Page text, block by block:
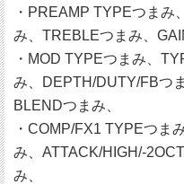
・PREAMP TYPEつまみ
み、TREBLEつまみ、
・MOD TYPEつまみ、
み、DEPTH/DUTY/FBつ
BLENDつまみ、
・COMP/FX1 TYPEつま
み、ATTACK/HIGH/-
み、